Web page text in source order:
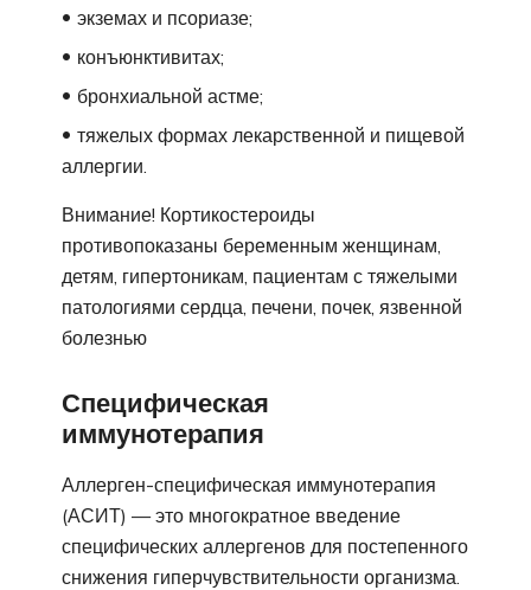
экземах и псориазе;
конъюнктивитах;
бронхиальной астме;
тяжелых формах лекарственной и пищевой
аллергии.
Внимание! Кортикостероиды
противопоказаны беременным женщинам,
детям, гипертоникам, пациентам с тяжелыми
патологиями сердца, печени, почек, язвенной
болезнью
Специфическая
иммунотерапия
Аллерген-специфическая иммунотерапия
(АСИТ) — это многократное введение
специфических аллергенов для постепенного
снижения гиперчувствительности организма.